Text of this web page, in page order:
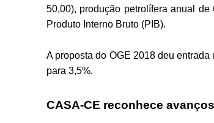
50,00), produção petrolífera anual
Produto Interno Bruto (PIB).
A proposta do OGE 2018 deu
para 3,5%.
CASA-CE reconhece